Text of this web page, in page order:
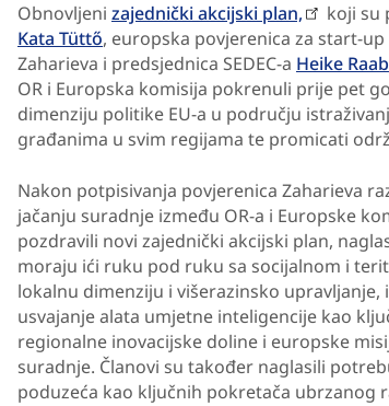
Obnovljeni zajednički akcijski plan,
koji su
Kata Tüttő, europska povjerenica za start-
Zaharieva i predsjednica SEDEC-a Heike Raab
OR i Europska komisija pokrenuli prije pet
dimenziju politike EU-a u području
građanima u svim regijama te promicati
Nakon potpisivanja povjerenica Zaharieva
jačanju suradnje između OR-a i Europske
pozdravili novi zajednički akcijski plan,
moraju ići ruku pod ruku sa socijalnom i
lokalnu dimenziju i višerazinsko
usvajanje alata umjetne inteligencije kao
regionalne inovacijske doline i europske
suradnje. Članovi su također naglasili
poduzeća kao ključnih pokretača ubrzanog